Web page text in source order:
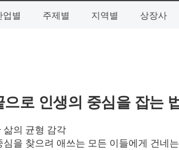
업별 주제별 지역별 상장사
으로 인생의 중심을 잡는
삶의 균형 감각
을 찾으려 애쓰는 모든 이들에게 건네